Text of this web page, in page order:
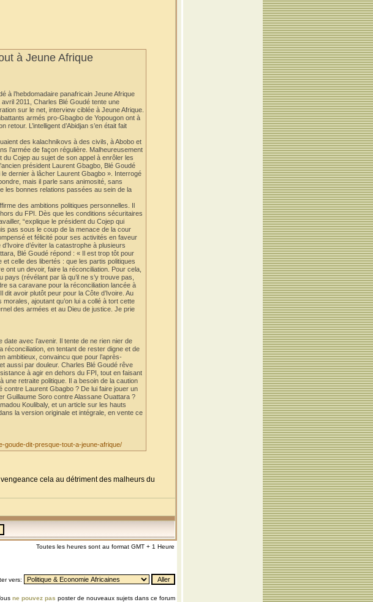
à Jeune Afrique
à l’hebdomadaire panafricain Jeune Afrique
2011, Charles Blé Goudé tente une
sur le net, interview ciblée à Jeune Afrique.
armés pro-Gbagbo de Yopougon ont à
L’intelligent d’Abidjan s’en était fait
des kalachnikovs à des civils, à Abobo et
l’armée de façon régulière. Malheureusement
du Cojep au sujet de son appel à enrôler les
président Laurent Gbagbo, Blé Goudé
dernier à lâcher Laurent Gbagbo ». Interrogé
mais il parle sans animosité, sans
les bonnes relations passées au sein de la
des ambitions politiques personnelles. Il
du FPI. Dès que les conditions sécuritaires
“explique le président du Cojep qui
pas sous le coup de la menace de la cour
et félicité pour ses activités en faveur
d’éviter la catastrophe à plusieurs
Blé Goudé répond : « Il est trop tôt pour
et celle des libertés : que les partis politiques
un devoir, faire la réconciliation. Pour cela,
(révélant par là qu’il ne s’y trouve pas,
sa caravane pour la réconciliation lancée à
dit avoir plutôt peur pour la Côte d’Ivoire. Au
ajoutant qu’on lui a collé à tort cette
des armées et au Dieu de justice. Je prie
avec l’avenir. Il tente de ne rien nier de
réconciliation, en tentant de rester digne et de
ambitieux, convaincu que pour l’après-
aussi par douleur. Charles Blé Goudé rêve
à agir en dehors du FPI, tout en faisant
une retraite politique. Il a besoin de la caution
contre Laurent Gbagbo ? De lui faire jouer un
Guillaume Soro contre Alassane Ouattara ?
Koulibaly, et un article sur les hauts
la version originale et intégrale, en vente ce
goude-dit-presque-tout-a-jeune-afrique/
cela au détriment des malheurs du
Toutes les heures sont au format GMT + 1 Heure
vers:
ne pouvez pas poster de nouveaux sujets dans ce forum